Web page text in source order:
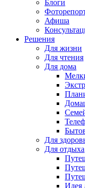
Блоги
Афиша
Решения
Для жизни
Для чтения
Для дома
Для
Для отдыха
Идея